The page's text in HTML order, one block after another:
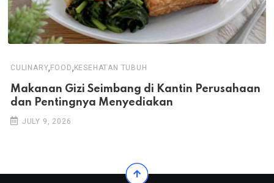
CULINARY, FOOD, KESEHATAN TUBUH
Makanan Gizi Seimbang di Kantin Perusahaan
dan Pentingnya Menyediakan
JULY 9, 2026